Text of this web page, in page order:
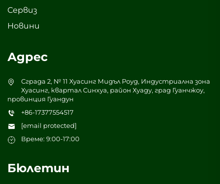
Сервиз
Новини
Адрес
Сграда 2, № 11 Хуасинг Мидъл Роуд, Индустриална зона
Хуасинг, квартал Синхуа, район Хуаду, град Гуанчжоу,
провинция Гуандун
+86-17377554517
[email protected]
Време: 9:00-17:00
Бюлетин